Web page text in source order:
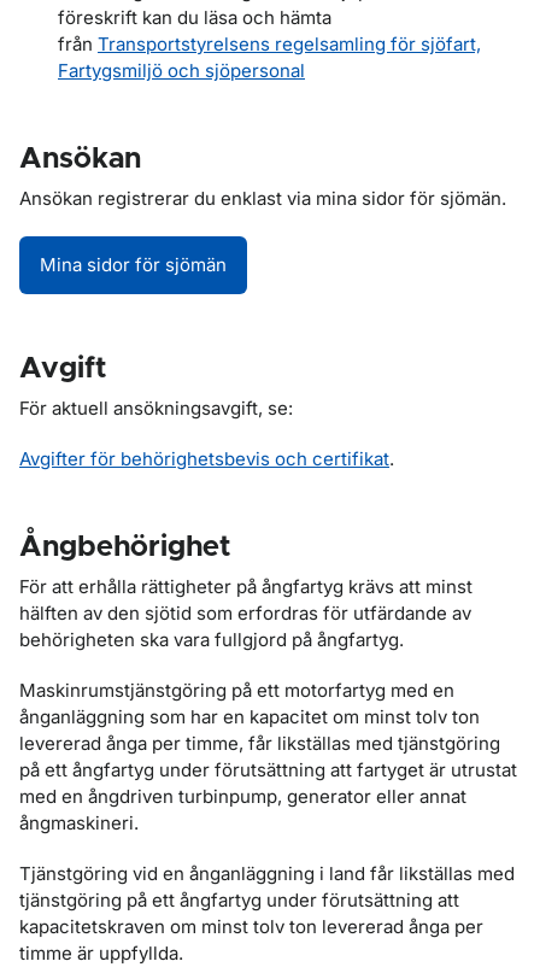
föreskrift kan du läsa och hämta
från Transportstyrelsens regelsamling för sjöfart,
Fartygsmiljö och sjöpersonal
Ansökan
Ansökan registrerar du enklast via mina sidor för sjömän.
Mina sidor för sjömän
Avgift
För aktuell ansökningsavgift, se:
Avgifter för behörighetsbevis och certifikat.
Ångbehörighet
För att erhålla rättigheter på ångfartyg krävs att minst
hälften av den sjötid som erfordras för utfärdande av
behörigheten ska vara fullgjord på ångfartyg.
Maskinrumstjänstgöring på ett motorfartyg med en
ånganläggning som har en kapacitet om minst tolv ton
levererad ånga per timme, får likställas med tjänstgöring
på ett ångfartyg under förutsättning att fartyget är utrustat
med en ångdriven turbinpump, generator eller annat
ångmaskineri.
Tjänstgöring vid en ånganläggning i land får likställas med
tjänstgöring på ett ångfartyg under förutsättning att
kapacitetskraven om minst tolv ton levererad ånga per
timme är uppfyllda.